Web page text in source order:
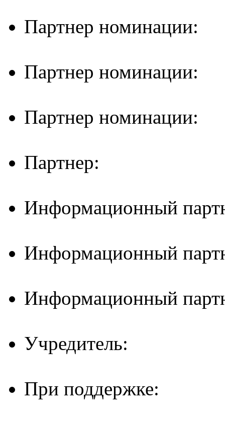
Партнер номинации:
Партнер номинации:
Партнер номинации:
Партнер:
Информационный
Информационный
Информационный
Учредитель:
При поддержке: